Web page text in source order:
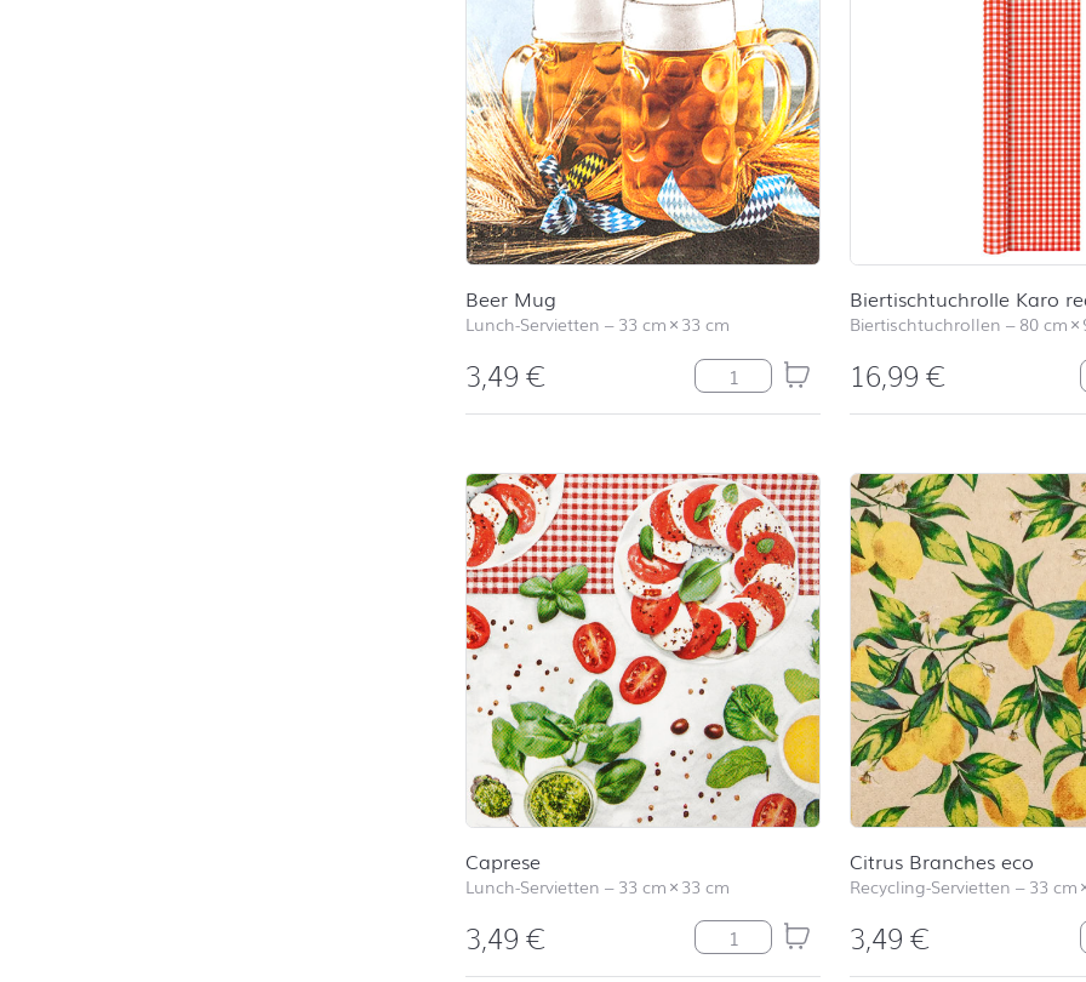
Beer Mug
Lunch-Servietten –33 cm×33 cm
3,49€ Beer Mug Menge
Biertischtuchrolle Karo
Biertischtuchrollen –80 cm×
16,99€
Caprese
Lunch-Servietten –33 cm×33 cm
3,49€ Caprese Menge
Citrus Branches eco
Recycling-Servietten –33 cm
3,49€